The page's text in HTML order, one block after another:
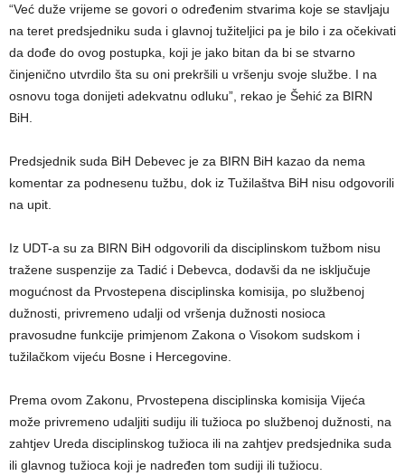
“Već duže vrijeme se govori o određenim stvarima koje se stavljaju
na teret predsjedniku suda i glavnoj tužiteljici pa je bilo i za očekivati
da dođe do ovog postupka, koji je jako bitan da bi se stvarno
činjenično utvrdilo šta su oni prekršili u vršenju svoje službe. I na
osnovu toga donijeti adekvatnu odluku”, rekao je Šehić za BIRN
BiH.
Predsjednik suda BiH Debevec je za BIRN BiH kazao da nema
komentar za podnesenu tužbu, dok iz Tužilaštva BiH nisu odgovorili
na upit.
Iz UDT-a su za BIRN BiH odgovorili da disciplinskom tužbom nisu
tražene suspenzije za Tadić i Debevca, dodavši da ne isključuje
mogućnost da Prvostepena disciplinska komisija, po službenoj
dužnosti, privremeno udalji od vršenja dužnosti nosioca
pravosudne funkcije primjenom Zakona o Visokom sudskom i
tužilačkom vijeću Bosne i Hercegovine.
Prema ovom Zakonu, Prvostepena disciplinska komisija Vijeća
može privremeno udaljiti sudiju ili tužioca po službenoj dužnosti, na
zahtjev Ureda disciplinskog tužioca ili na zahtjev predsjednika suda
ili glavnog tužioca koji je nadređen tom sudiji ili tužiocu.